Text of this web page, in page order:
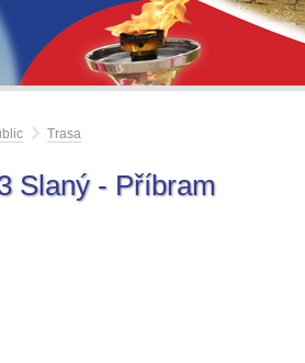
Trasa
Slaný - Příbram